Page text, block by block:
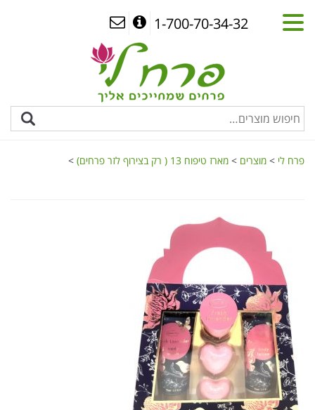
1-700-70-34-32
פרח לי > מוצרים > מארז טיפוח 13 ( רק בצירוף לזר פרחים) >